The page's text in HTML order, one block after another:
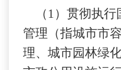
（ 1）贯彻执
管理（指城市市
理、城市园林绿